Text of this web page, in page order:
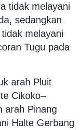
tidak melayani
sedangkan
melayani
Tugu pada
arah Pluit
Cikoko–
arah Pinang
Halte Gerbang